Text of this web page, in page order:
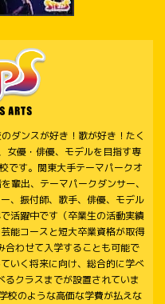
ダンスが好き！歌が好き！たく
女優・俳優、モデルを目指す専
です。関東大手テーマパークオ
輩出、テーマパークダンサー、
、振付師、歌手、俳優、モデル
活躍中です（卒業生の活動実績
能コースと短大卒業資格が取得
合わせて入学することも可能で
いく将来に向け、総合的に学べ
るクラスまでが設置されていま
校のような高価な学費が払えな